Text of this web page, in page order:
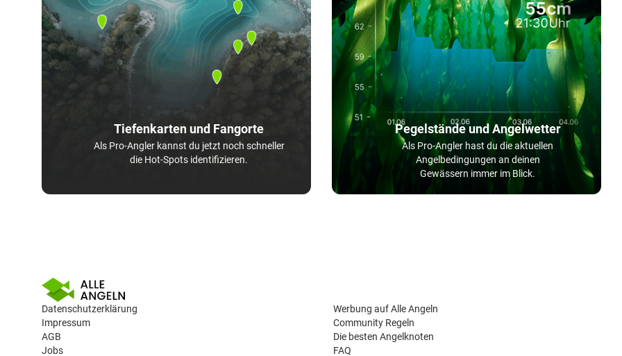
Tiefenkarten und Fangorte
Als Pro-Angler kannst du jetzt noch schneller
die Hot-Spots identifizieren.
Pegelstände und Angelwetter
Als Pro-Angler hast du die aktuellen
Angelbedingungen an deinen
Gewässern immer im Blick.
Datenschutzerklärung
Impressum
AGB
Jobs
Werbung auf Alle Angeln
Community Regeln
Die besten Angelknoten
FAQ